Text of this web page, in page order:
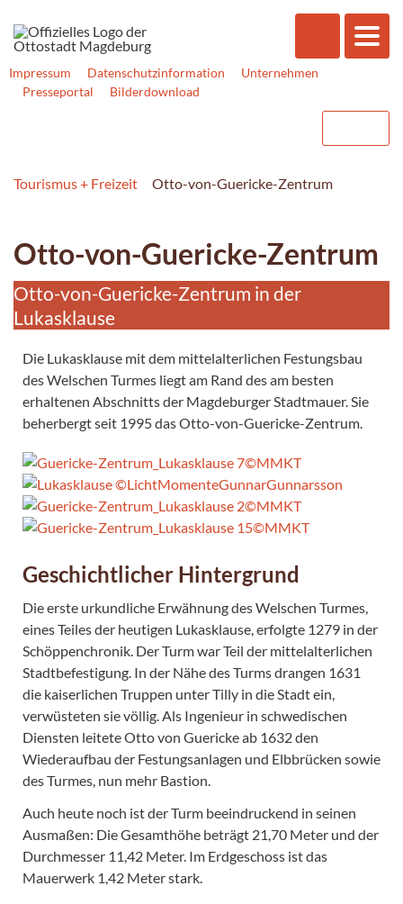
Impressum Datenschutzinformation
Unternehmen
Presseportal
Bilderdownload
Tourismus + Freizeit Otto-von-Guericke-Zentrum
Otto-von-Guericke-Zentrum
Otto-von-Guericke-Zentrum in der
Lukasklause
Die Lukasklause mit dem mittelalterlichen Festungsbau
des Welschen Turmes liegt am Rand des am besten
erhaltenen Abschnitts der Magdeburger Stadtmauer. Sie
beherbergt seit 1995 das Otto-von-Guericke-Zentrum.
Geschichtlicher Hintergrund
Die erste urkundliche Erwähnung des Welschen Turmes,
eines Teiles der heutigen Lukasklause, erfolgte 1279 in der
Schöppenchronik. Der Turm war Teil der mittelalterlichen
Stadtbefestigung. In der Nähe des Turms drangen 1631
die kaiserlichen Truppen unter Tilly in die Stadt ein,
verwüsteten sie völlig. Als Ingenieur in schwedischen
Diensten leitete Otto von Guericke ab 1632 den
Wiederaufbau der Festungsanlagen und Elbbrücken sowie
des Turmes, nun mehr Bastion.
Auch heute noch ist der Turm beeindruckend in seinen
Ausmaßen: Die Gesamthöhe beträgt 21,70 Meter und der
Durchmesser 11,42 Meter. Im Erdgeschoss ist das
Mauerwerk 1,42 Meter stark.